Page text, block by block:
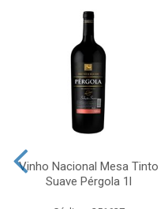
Vinho Nacional Mesa Tinto
Suave Pérgola 1l